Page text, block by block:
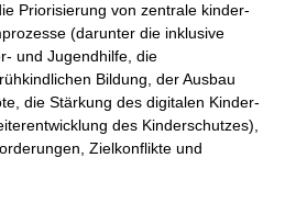
Priorisierung von zentrale kinder-
(darunter die inklusive
und Jugendhilfe, die
Bildung, der Ausbau
die Stärkung des digitalen Kinder-
des Kinderschutzes),
Zielkonflikte und